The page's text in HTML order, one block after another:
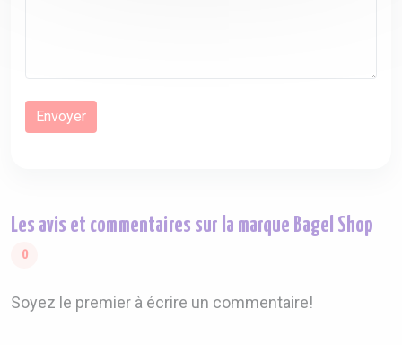
Les avis et commentaires sur la marque Bagel Shop
0
Soyez le premier à écrire un commentaire!